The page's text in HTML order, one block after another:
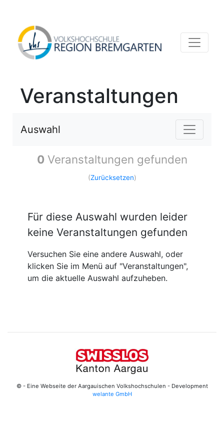
Veranstaltungen
Auswahl
0 Veranstaltungen gefunden
(Zurücksetzen)
Für diese Auswahl wurden leider
keine Veranstaltungen gefunden
Versuchen Sie eine andere Auswahl, oder
klicken Sie im Menü auf "Veranstaltungen",
um die aktuelle Auswahl aufzuheben.
© - Eine Webseite der Aargauischen Volkshochschulen - Development
welante GmbH